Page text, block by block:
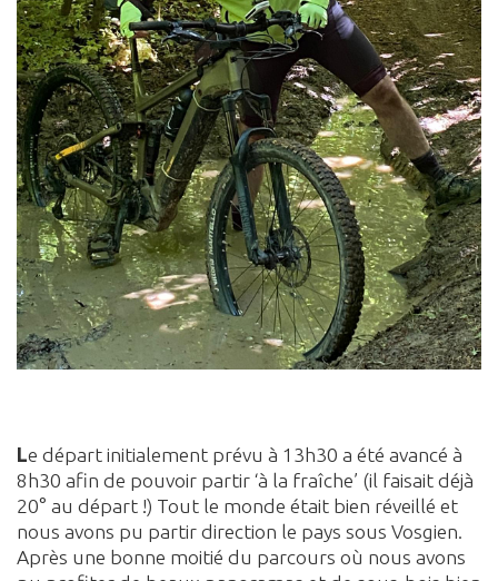
Le départ initialement prévu à 13h30 a été avancé à
8h30 afin de pouvoir partir ‘à la fraîche’ (il faisait déjà
20° au départ !) Tout le monde était bien réveillé et
nous avons pu partir direction le pays sous Vosgien.
Après une bonne moitié du parcours où nous avons